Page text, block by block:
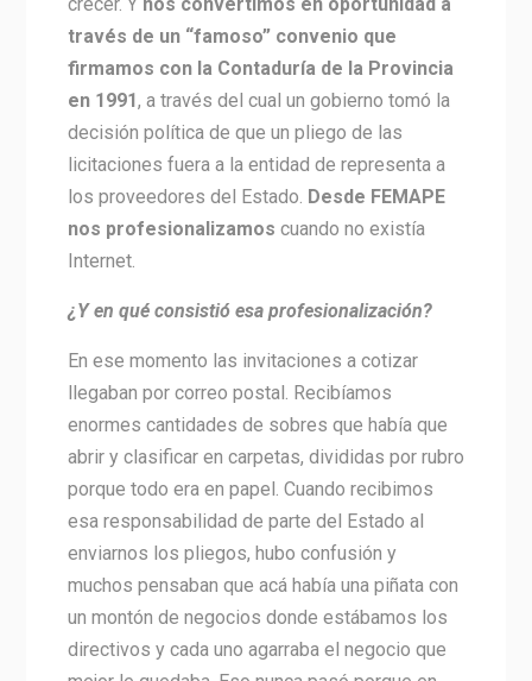
crecer. Y nos convertimos en oportunidad a
través de un “famoso” convenio que
firmamos con la Contaduría de la Provincia
en 1991 , a través del cual un gobierno tomó la
decisión política de que un pliego de las
licitaciones fuera a la entidad de representa a
los proveedores del Estado. Desde FEMAPE
nos profesionalizamos cuando no existía
Internet.
¿Y en qué consistió esa profesionalización?
En ese momento las invitaciones a cotizar
llegaban por correo postal. Recibíamos
enormes cantidades de sobres que había que
abrir y clasificar en carpetas, divididas por rubro
porque todo era en papel. Cuando recibimos
esa responsabilidad de parte del Estado al
enviarnos los pliegos, hubo confusión y
muchos pensaban que acá había una piñata con
un montón de negocios donde estábamos los
directivos y cada uno agarraba el negocio que